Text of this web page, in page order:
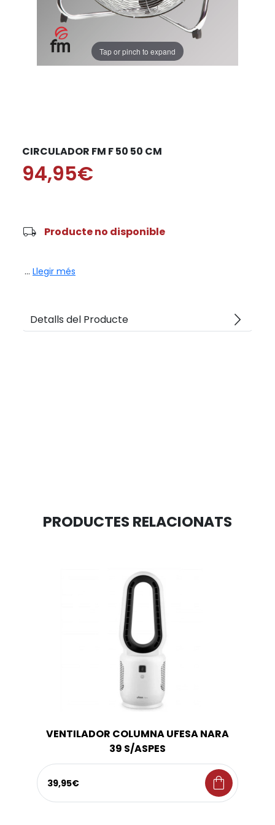
Tap or pinch to expand
CIRCULADOR FM F 50 50 CM
94,95€
local_shipping Producte no disponible
... Llegir més
Detalls del Producte arrow_forward_ios
PRODUCTES RELACIONATS
VENTILADOR COLUMNA UFESA NARA
39 S/ASPES
39,95€ shopping_bag